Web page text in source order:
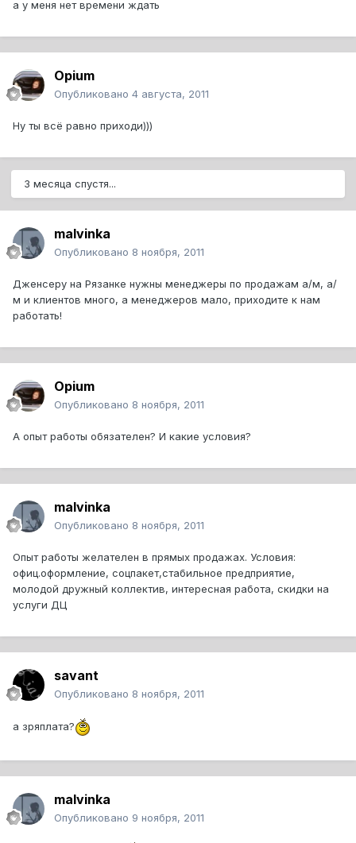
а у меня нет времени ждать
Opium
Опубликовано 4 августа, 2011
Ну ты всё равно приходи)))
3 месяца спустя...
malvinka
Опубликовано 8 ноября, 2011
Дженсеру на Рязанке нужны менеджеры по продажам а/м, а/
м и клиентов много, а менеджеров мало, приходите к нам
работать!
Opium
Опубликовано 8 ноября, 2011
А опыт работы обязателен? И какие условия?
malvinka
Опубликовано 8 ноября, 2011
Опыт работы желателен в прямых продажах. Условия:
офиц.оформление, соцпакет,стабильное предприятие,
молодой дружный коллектив, интересная работа, скидки на
услуги ДЦ
savant
Опубликовано 8 ноября, 2011
а зряплата?
malvinka
Опубликовано 9 ноября, 2011